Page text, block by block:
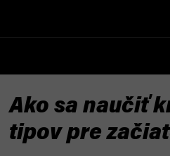
Ako sa naučiť
tipov pre